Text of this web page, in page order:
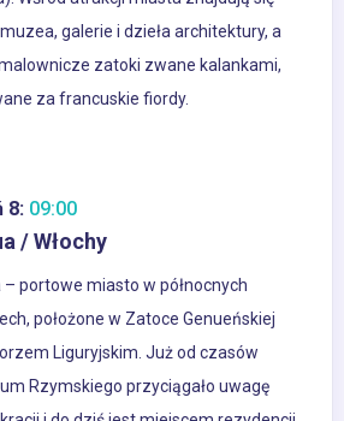
galerie i dzieła architektury, a
zatoki zwane kalankami,
za francuskie fiordy.
8: 09:00
/ Włochy
– portowe miasto w północnych
położone w Zatoce Genueńskiej
Liguryjskim. Już od czasów
Rzymskiego przyciągało uwagę